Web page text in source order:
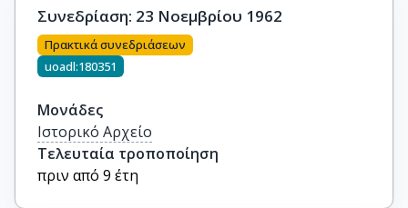
Συνεδρίαση: 23 Νοεμβρίου 1962
Πρακτικά συνεδριάσεων
uoadl:180351
Μονάδες
Ιστορικό Αρχείο
Τελευταία τροποποίηση
πριν από 9 έτη